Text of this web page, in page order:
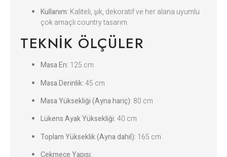
Kullanım: Kaliteli, şık, dekoratif ve her alana uyumlu
çok amaçlı country tasarım.
TEKNIK ÖLÇÜLER
Masa En: 125 cm
Masa Derinlik:45 cm
Masa Yüksekliği (Ayna hariç): 80 cm
Lükens Ayak Yüksekliği:40 cm
Toplam Yükseklik (Ayna dahil): 165 cm
Çekmece Yapısı: